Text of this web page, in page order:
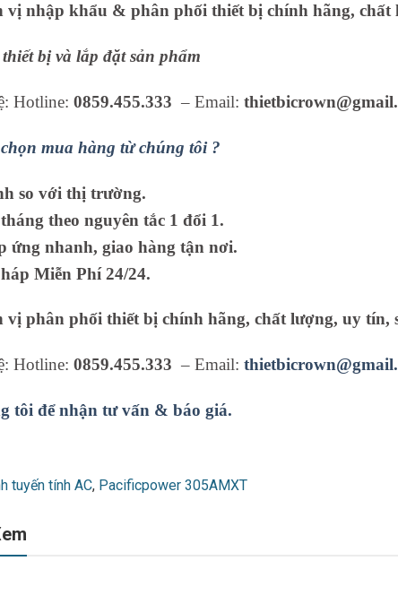
vị nhập khẩu & phân phối thiết bị chính hãng, chất
bị và lắp đặt sản phẩm
Hotline: 0859.455.333 – Email:
mua hàng từ chúng tôi ?
so với thị trường.
theo nguyên tắc 1 đổi 1.
ứng nhanh, giao hàng tận nơi.
Miễn Phí 24/24.
vị phân phối thiết bị chính hãng, chất lượng, uy tín,
Hotline: 0859.455.333 – Email:
tôi để nhận tư vấn & báo giá.
tuyến tính AC, Pacificpower 305AMXT